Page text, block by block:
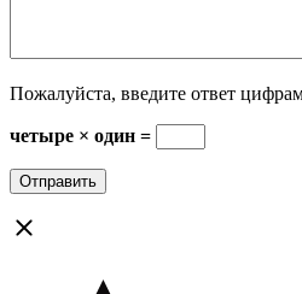
Пожалуйста, введите ответ
четыре × один =